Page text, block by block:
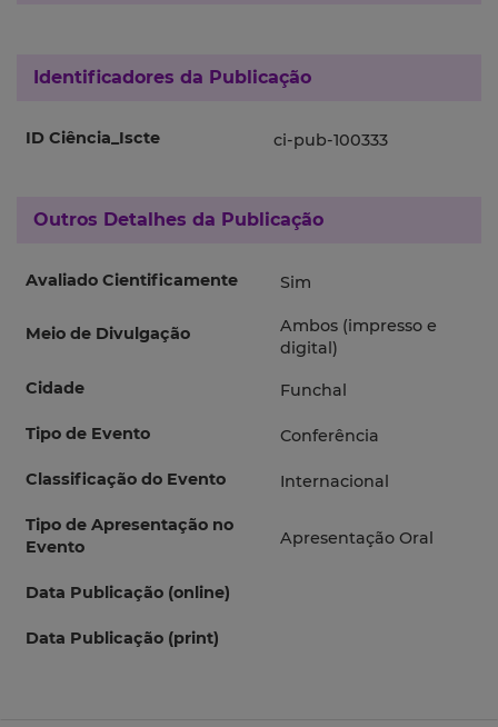
Identificadores da Publicação
ID Ciência_Iscte ci-pub-100333
Outros Detalhes da Publicação
Avaliado Cientificamente Sim
Meio de Divulgação
Ambos (impresso e
digital)
Cidade
Funchal
Tipo de Evento Conferência
Classificação do Evento Internacional
Tipo de Apresentação no
Evento
Apresentação Oral
Data Publicação (online)
Data Publicação (print)